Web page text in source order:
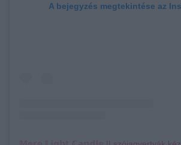
A bejegyzés megtekintése az